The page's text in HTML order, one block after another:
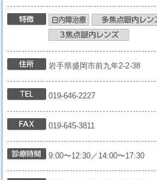
岩手県盛岡市前九年2-2-38
019-646-2227
019-645-3811
9:00〜12:30／14:00〜17:30